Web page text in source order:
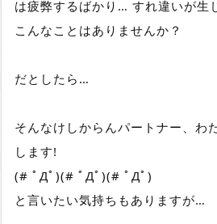
は疲弊するばかり… すれ違いが生
こんなことはありませんか？
だとしたら…
そんなけしからんパートナー、わ
します!
(# ﾟДﾟ)(# ﾟДﾟ)(# ﾟДﾟ)
と言いたい気持ちもありますが…